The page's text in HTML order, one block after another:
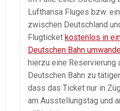
Lufthansa Fluges bzw.
zwischen Deutschland
Flugticket kostenlos in
Deutschen Bahn
hierzu eine Reservierung
Deutschen Bahn zu
dass das Ticket nur in
am Ausstellungstag und